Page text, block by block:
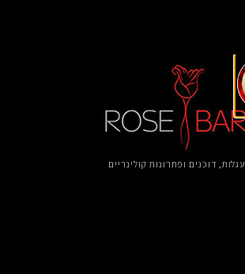
עגלות, דוכנים ​ופתרונות קולינריים